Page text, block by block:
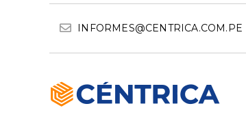
INFORMES@CENTRICA.COM.PE